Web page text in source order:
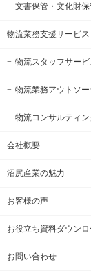
文書保管・文化財保
物流業務支援サービス
物流スタッフサービ
物流業務アウトソ
物流コンサルティン
会社概要
沼尻産業の魅力
お客様の声
お役立ち資料ダウンロ
お問い合わせ